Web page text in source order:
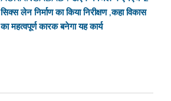
सिक्स लेन निर्माण का किया निरीक्षण ,कहा विकास
का महत्वपूर्ण कारक बनेगा यह कार्य